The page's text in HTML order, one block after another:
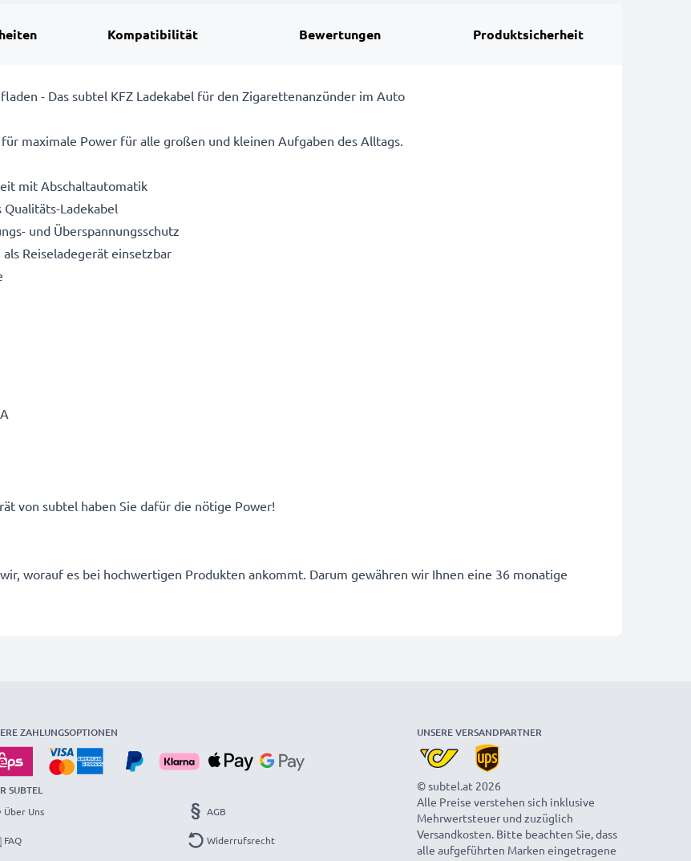
Kompatibilität Bewertungen Produktsicherheit
- Das subtel KFZ Ladekabel für den Zigarettenanzünder im Auto
maximale Power für alle großen und kleinen Aufgaben des Alltags.
mit Abschaltautomatik
Ladekabel
und Überspannungsschutz
Reiseladegerät einsetzbar
von subtel haben Sie dafür die nötige Power!
worauf es bei hochwertigen Produkten ankommt. Darum gewähren wir Ihnen eine 36 monatige
ZAHLUNGSOPTIONEN
SUBTEL
Über Uns
FAQ
AGB
Widerrufsrecht
UNSERE VERSANDPARTNER
© subtel.at 2026
Alle Preise verstehen sich inklusive
Mehrwertsteuer und zuzüglich
Versandkosten. Bitte beachten Sie, dass
alle aufgeführten Marken eingetragene